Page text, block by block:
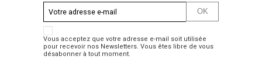
Vous acceptez que votre adresse e-mail soit utilisée
pour recevoir nos Newsletters. Vous êtes libre de vous
désabonner à tout moment.